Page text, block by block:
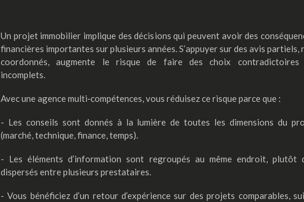
Un projet immobilier implique des décisions qui peuvent avoir des
financières importantes sur plusieurs années. S’appuyer sur des avis partiels,
coordonnés, augmente le risque de faire des choix contradictoires
incomplets.
Avec une agence multi‑compétences, vous réduisez ce risque parce que :
- Les conseils sont donnés à la lumière de toutes les dimensions du
(marché, technique, finance, temps).
- Les éléments d’information sont regroupés au même endroit, plutôt
dispersés entre plusieurs prestataires.
- Vous bénéficiez d’un retour d’expérience sur des projets comparables,